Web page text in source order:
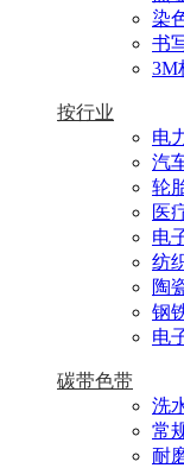
染
书
3M
按行业
电
汽
轮
医
电
纺
陶
钢
电
碳带色带
洗
常
耐